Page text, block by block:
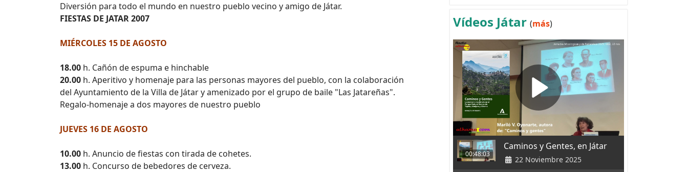
Diversión para todo el mundo en nuestro pueblo vecino y amigo de Játar.
FIESTAS DE JATAR 2007
MIÉRCOLES 15 DE AGOSTO
18.00 h. Cañón de espuma e hinchable
20.00 h. Aperitivo y homenaje para las personas mayores del pueblo, con la colaboración
del Ayuntamiento de la Villa de Játar y amenizado por el grupo de baile "Las Jatareñas".
Regalo-homenaje a dos mayores de nuestro pueblo
JUEVES 16 DE AGOSTO
10.00 h. Anuncio de fiestas con tirada de cohetes.
13.00 h. Concurso de bebedores de cerveza.
Vídeos Játar (más)
00:48:03
Caminos y Gentes, en Játar
22 Noviembre 2025